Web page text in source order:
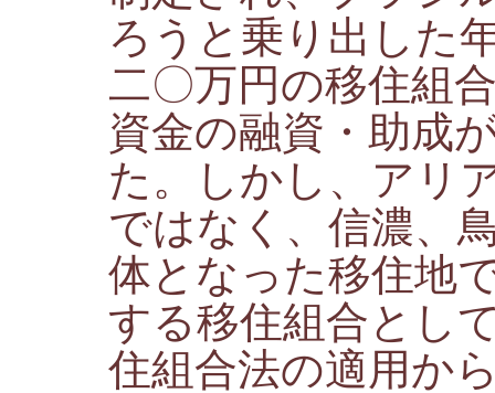
ろうと乗り出した
二〇万円の移住組
資金の融資・助成
た。しかし、アリ
ではなく、信濃、
体となった移住地
する移住組合とし
住組合法の適用か